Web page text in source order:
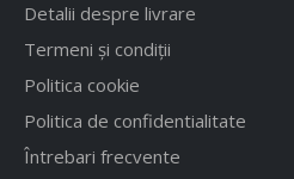
Detalii despre livrare
Termeni și condiții
Politica cookie
Politica de confidentialitate
Întrebari frecvente